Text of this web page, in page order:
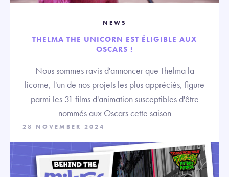
NEWS
THELMA THE UNICORN EST ÉLIGIBLE AUX
OSCARS !
Nous sommes ravis d'annoncer que Thelma la
licorne, l'un de nos projets les plus appréciés, figure
parmi les 31 films d'animation susceptibles d'être
nommés aux Oscars cette saison
28 NOVEMBER 2024